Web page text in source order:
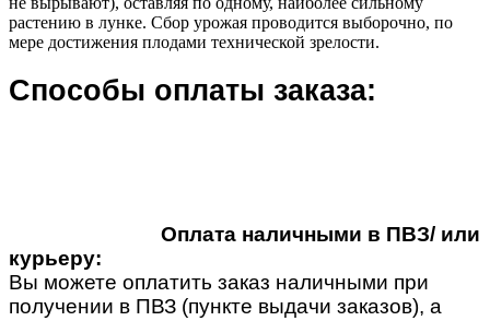
растению в лунке. Сбор урожая проводится выборочно, по
мере достижения плодами технической зрелости.
Способы оплаты заказа:
Оплата наличными в ПВЗ/ или
курьеру:
Вы можете оплатить заказ наличными при
получении в ПВЗ (пункте выдачи заказов), а